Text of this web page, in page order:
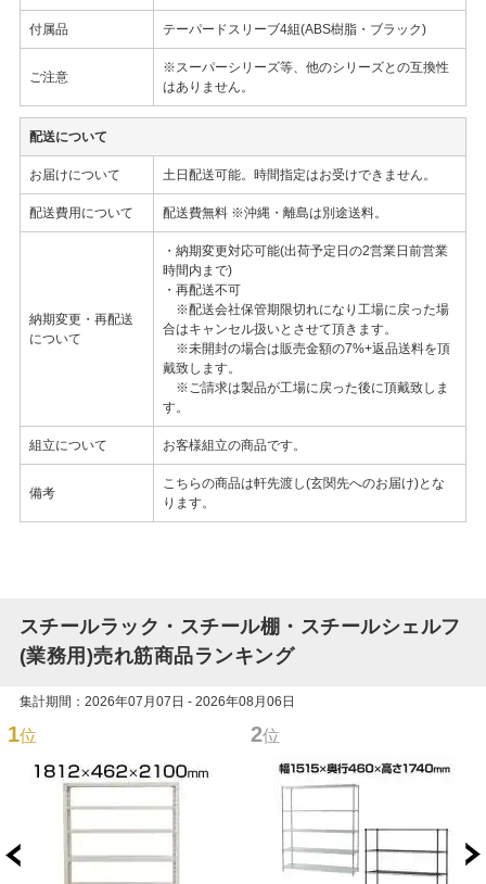
付属品 テーパードスリーブ4組(ABS樹脂・ブラック)
ご注意
※スーパーシリーズ等、他のシリーズとの互換性
はありません。
配送について
お届けについて 土日配送可能。時間指定はお受けできません。
配送費用について 配送費無料 ※沖縄・離島は別途送料。
納期変更・再配送
について
・納期変更対応可能(出荷予定日の2営業日前営業
時間内まで)
・再配送不可
※配送会社保管期限切れになり工場に戻った場
合はキャンセル扱いとさせて頂きます。
※未開封の場合は販売金額の7%+返品送料を頂
戴致します。
※ご請求は製品が工場に戻った後に頂戴致しま
す。
組立について お客様組立の商品です。
備考
こちらの商品は軒先渡し(玄関先へのお届け)とな
ります。
スチールラック・スチール棚・スチールシェルフ
(業務用)売れ筋商品ランキング
集計期間：2026年07月07日 - 2026年08月06日
1位 2位